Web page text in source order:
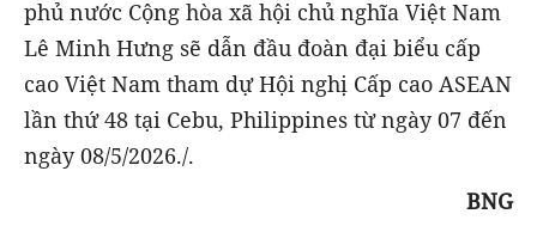
phủ nước Cộng hòa xã hội chủ nghĩa Việt Nam
Lê Minh Hưng sẽ dẫn đầu đoàn đại biểu cấp
cao Việt Nam tham dự Hội nghị Cấp cao ASEAN
lần thứ 48 tại Cebu, Philippines từ ngày 07 đến
ngày 08/5/2026./.
BNG